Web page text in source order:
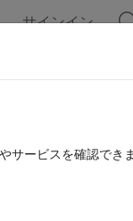
サインイン
方法につい
サービスを確認でき